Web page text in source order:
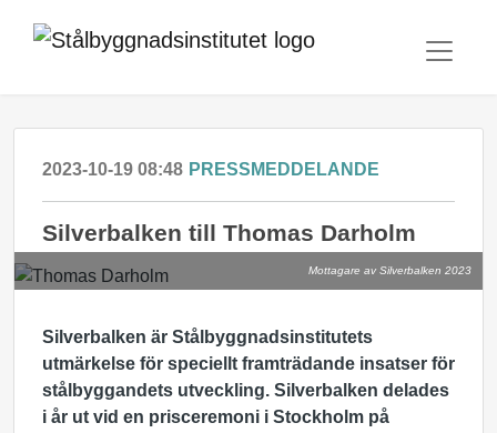
2023-10-19 08:48 PRESSMEDDELANDE
Silverbalken till Thomas Darholm
Mottagare av Silverbalken 2023
Silverbalken är Stålbyggnadsinstitutets
utmärkelse för speciellt framträdande insatser för
stålbyggandets utveckling. Silverbalken delades
i år ut vid en prisceremoni i Stockholm på